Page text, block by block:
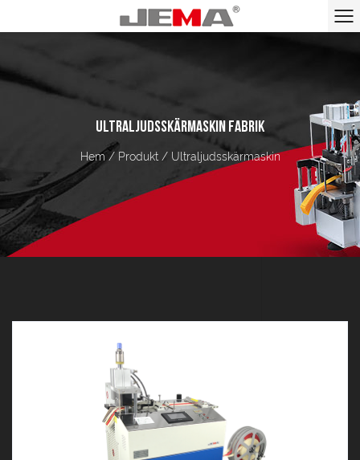
ULTRALJUDSSKÄRMASKIN FABRIK
Hem / Produkt/ Ultraljudsskärmaskin